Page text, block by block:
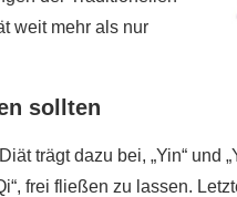
weit mehr als nur
sollten
trägt dazu bei, „Yin“ und
frei fließen zu lassen.